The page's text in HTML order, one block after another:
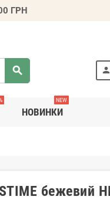
ГРН
search person
НОВИНКИ
NEW
бежевий